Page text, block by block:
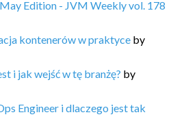
Edition - JVM Weekly vol. 178
kontenerów w praktyce by
i jak wejść w tę branżę? by
Engineer i dlaczego jest tak